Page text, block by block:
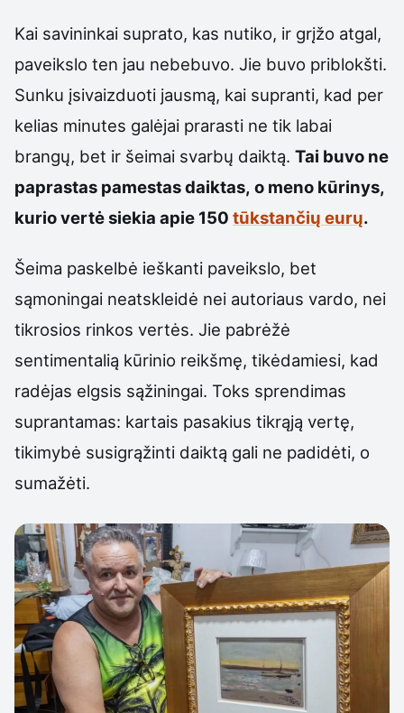
Kai savininkai suprato, kas nutiko, ir grįžo atgal,
paveikslo ten jau nebebuvo. Jie buvo priblokšti.
Sunku įsivaizduoti jausmą, kai supranti, kad per
kelias minutes galėjai prarasti ne tik labai
brangų, bet ir šeimai svarbų daiktą. Tai buvo ne
paprastas pamestas daiktas, o meno kūrinys,
kurio vertė siekia apie 150 tūkstančių eurų.
Šeima paskelbė ieškanti paveikslo, bet
sąmoningai neatskleidė nei autoriaus vardo, nei
tikrosios rinkos vertės. Jie pabrėžė
sentimentalią kūrinio reikšmę, tikėdamiesi, kad
radėjas elgsis sąžiningai. Toks sprendimas
suprantamas: kartais pasakius tikrąją vertę,
tikimybė susigrąžinti daiktą gali ne padidėti, o
sumažėti.